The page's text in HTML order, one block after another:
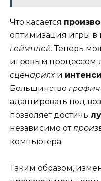
Что касается
оптимизация игры в
геймплей. Теперь
игровым процессом
сценарияхи
Большинство
адаптировать под
позволяет достичь
независимо от
компьютера.
Таким образом,